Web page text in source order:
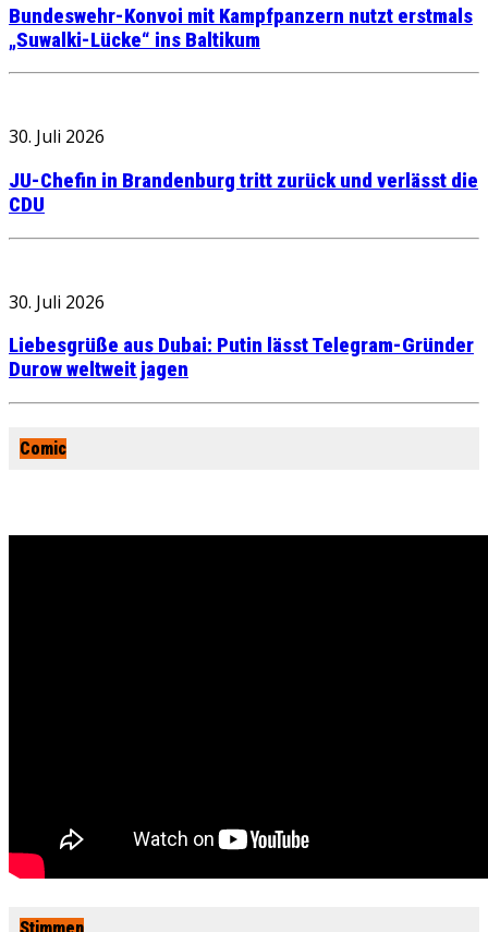
Bundeswehr-Konvoi mit Kampfpanzern nutzt erstmals
„Suwalki-Lücke“ ins Baltikum
30. Juli 2026
JU-Chefin in Brandenburg tritt zurück und verlässt die
CDU
30. Juli 2026
Liebesgrüße aus Dubai: Putin lässt Telegram-Gründer
Durow weltweit jagen
Comic